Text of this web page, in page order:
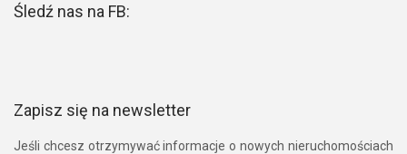
Śledź nas na FB:
Zapisz się na newsletter
Jeśli chcesz otrzymywać informacje o nowych nieruchomościach